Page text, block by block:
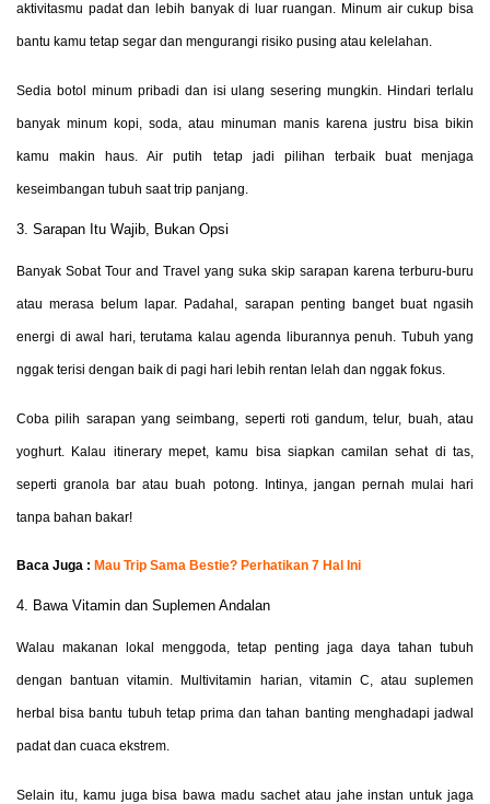
aktivitasmu padat dan lebih banyak di luar ruangan. Minum air cukup bisa
bantu kamu tetap segar dan mengurangi risiko pusing atau kelelahan.
Sedia botol minum pribadi dan isi ulang sesering mungkin. Hindari terlalu
banyak minum kopi, soda, atau minuman manis karena justru bisa bikin
kamu makin haus. Air putih tetap jadi pilihan terbaik buat menjaga
keseimbangan tubuh saat trip panjang.
3. Sarapan Itu Wajib, Bukan Opsi
Banyak Sobat Tour and Travel yang suka skip sarapan karena terburu-buru
atau merasa belum lapar. Padahal, sarapan penting banget buat ngasih
energi di awal hari, terutama kalau agenda liburannya penuh. Tubuh yang
nggak terisi dengan baik di pagi hari lebih rentan lelah dan nggak fokus.
Coba pilih sarapan yang seimbang, seperti roti gandum, telur, buah, atau
yoghurt. Kalau itinerary mepet, kamu bisa siapkan camilan sehat di tas,
seperti granola bar atau buah potong. Intinya, jangan pernah mulai hari
tanpa bahan bakar!
Baca Juga : Mau Trip Sama Bestie? Perhatikan 7 Hal Ini
4. Bawa Vitamin dan Suplemen Andalan
Walau makanan lokal menggoda, tetap penting jaga daya tahan tubuh
dengan bantuan vitamin. Multivitamin harian, vitamin C, atau suplemen
herbal bisa bantu tubuh tetap prima dan tahan banting menghadapi jadwal
padat dan cuaca ekstrem.
Selain itu, kamu juga bisa bawa madu sachet atau jahe instan untuk jaga